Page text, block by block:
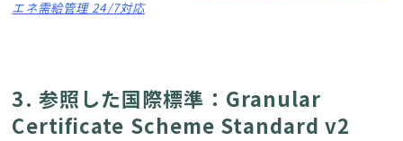
エネ需給管理 24/7対応
3. 参照した国際標準：Granular
Certificate Scheme Standard v2